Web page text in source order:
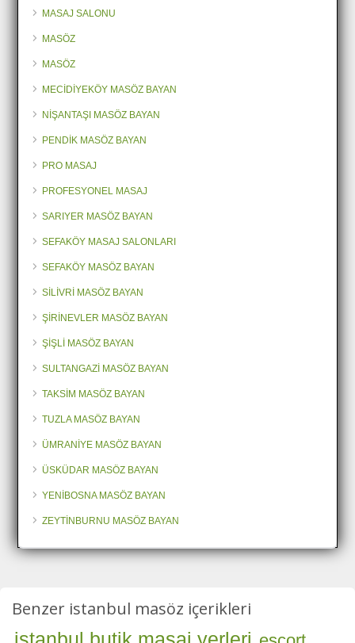
MASAJ SALONU
MASÖZ
MASÖZ
MECİDİYEKÖY MASÖZ BAYAN
NİŞANTAŞI MASÖZ BAYAN
PENDİK MASÖZ BAYAN
PRO MASAJ
PROFESYONEL MASAJ
SARIYER MASÖZ BAYAN
SEFAKÖY MASAJ SALONLARI
SEFAKÖY MASÖZ BAYAN
SİLİVRİ MASÖZ BAYAN
ŞİRİNEVLER MASÖZ BAYAN
ŞİŞLİ MASÖZ BAYAN
SULTANGAZİ MASÖZ BAYAN
TAKSİM MASÖZ BAYAN
TUZLA MASÖZ BAYAN
ÜMRANİYE MASÖZ BAYAN
ÜSKÜDAR MASÖZ BAYAN
YENİBOSNA MASÖZ BAYAN
ZEYTİNBURNU MASÖZ BAYAN
Benzer istanbul masöz içerikleri